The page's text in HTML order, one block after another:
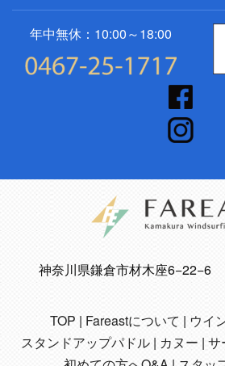
年中無休：10:00～18:00
神奈川県鎌倉市材木座6−22−6
TOP Fareastについて
ウイ
スタンドアップパドル
カヌー サ